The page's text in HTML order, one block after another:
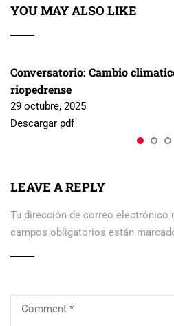
YOU MAY ALSO LIKE
Conversatorio: Cambio
riopedrense
29 octubre, 2025
Descargar pdf
LEAVE A REPLY
Tu dirección de correo electrónico
campos obligatorios están